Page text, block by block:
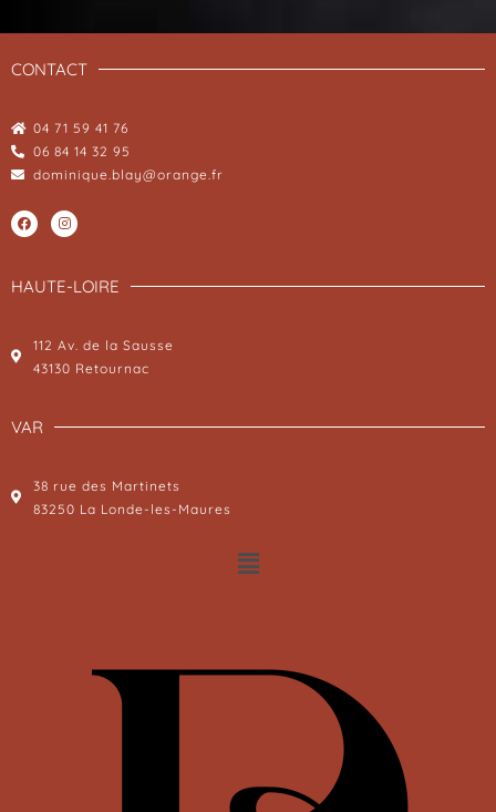
CONTACT
04 71 59 41 76
06 84 14 32 95
dominique.blay@orange.fr
HAUTE-LOIRE
112 Av. de la Sausse
43130 Retournac
VAR
38 rue des Martinets
83250 La Londe-les-Maures